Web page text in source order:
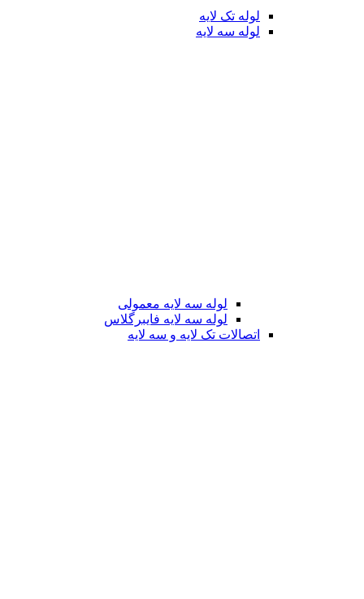
لوله تک لایه
لوله سه لایه
لوله سه لایه معمولی
لوله سه لایه فایبرگلاس
اتصالات تک لایه و سه لایه